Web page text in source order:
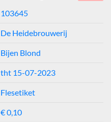
103645
De Heidebrouwerij
Bijen Blond
tht 15-07-2023
Flesetiket
€ 0,10